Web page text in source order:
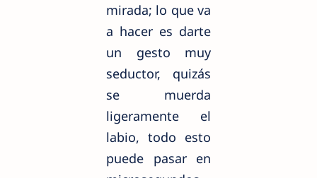
mirada; lo que va
a hacer es darte
un gesto muy
seductor, quizás
se muerda
ligeramente el
labio, todo esto
puede pasar en